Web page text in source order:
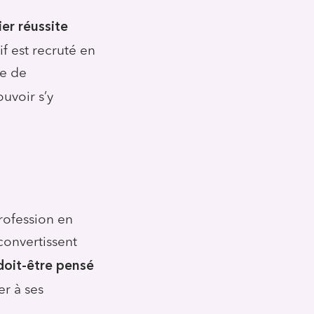
réussite
est recruté en
de
s’y
en
être pensé
à ses